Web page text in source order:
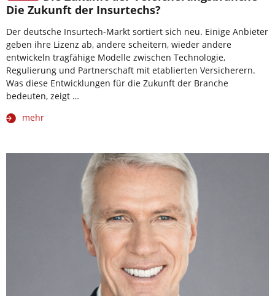
Die Zukunft der Insurtechs?
Der deutsche Insurtech-Markt sortiert sich neu. Einige Anbieter
geben ihre Lizenz ab, andere scheitern, wieder andere
entwickeln tragfähige Modelle zwischen Technologie,
Regulierung und Partnerschaft mit etablierten Versicherern.
Was diese Entwicklungen für die Zukunft der Branche
bedeuten, zeigt …
mehr